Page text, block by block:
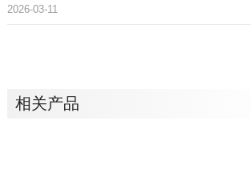
2026-03-11
相关产品